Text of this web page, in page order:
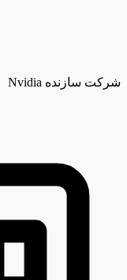
شرکت سازنده Nvidia